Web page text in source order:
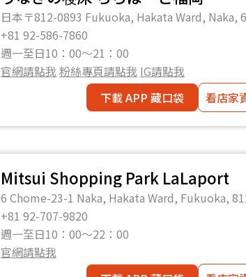
日本〒812-0893 Fukuoka, Hakata Ward, Naka,
+81 92-586-7860
週一至日10：00～21：00
官網請點我 粉絲專頁請點我 IG請點我
下載 APP 藏口袋
看店家
Mitsui Shopping Park LaLaport
6 Chome-23-1 Naka, Hakata Ward, Fukuoka,
+81 92-707-9820
週一至日10：00～22：00
官網請點我